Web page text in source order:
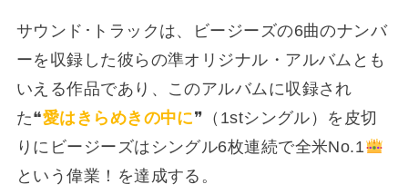
サウンド･トラックは、ビージーズの6曲のナンバ
ーを収録した彼らの準オリジナル・アルバムとも
いえる作品であり、このアルバムに収録され
た❝愛はきらめきの中に❞（1stシングル）を皮切
りにビージーズはシングル6枚連続で全米No.1
という偉業！を達成する。